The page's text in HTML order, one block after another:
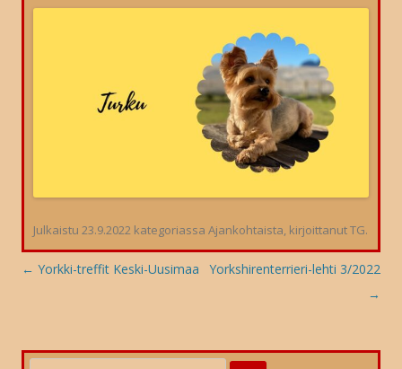
Julkaistu 23.9.2022 kategoriassa Ajankohtaista, kirjoittanutTG.
Artikkelien
← Yorkki-treffit Keski-Uusimaa
Yorkshirenterrieri-lehti 3/2022
→